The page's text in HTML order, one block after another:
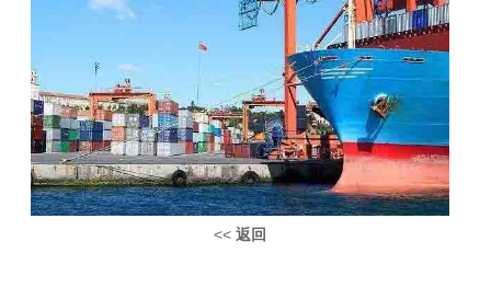
<< 返回